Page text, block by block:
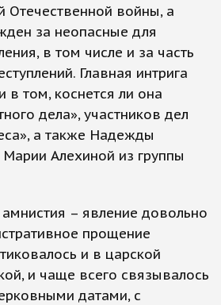
Отечественной войны, а
за неопасные для
в том числе и за часть
Главная интрига
в том, коснется ли она
дела», участников дел
а также Надежды
Алехиной из группы
– явление довольно
прощение
и в царской
и чаще всего связывалось
датами, с